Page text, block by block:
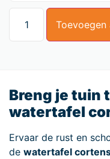
Toevoegen
Breng je tuin
watertafel
Ervaar de rust en
de watertafel